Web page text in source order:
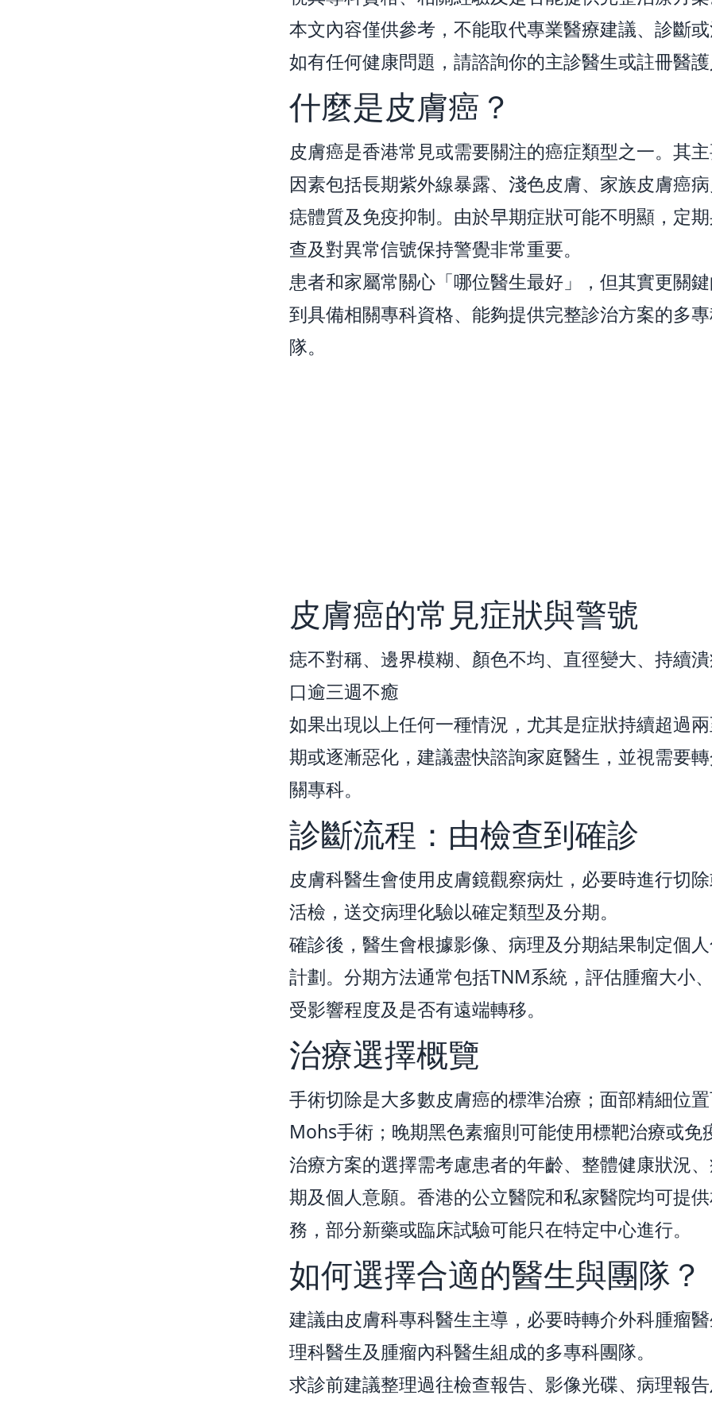
本文內容僅供參考，不能取代專業醫療建議、診斷
如有任何健康問題，請諮詢你的主診醫生或註冊醫
什麼是皮膚癌？
皮膚癌是香港常見或需要關注的癌症類型之一。其
因素包括長期紫外線暴露、淺色皮膚、家族皮膚癌
痣體質及免疫抑制。由於早期症狀可能不明顯，定
查及對異常信號保持警覺非常重要。
患者和家屬常關心「哪位醫生最好」，但其實更關
到具備相關專科資格、能夠提供完整診治方案的多
隊。
皮膚癌的常見症狀與警號
痣不對稱、邊界模糊、顏色不均、直徑變大、持續
口逾三週不癒
如果出現以上任何一種情況，尤其是症狀持續超過
期或逐漸惡化，建議盡快諮詢家庭醫生，並視需要
關專科。
診斷流程：由檢查到確診
皮膚科醫生會使用皮膚鏡觀察病灶，必要時進行切
活檢，送交病理化驗以確定類型及分期。
確診後，醫生會根據影像、病理及分期結果制定個
計劃。分期方法通常包括TNM系統，評估腫瘤大小
受影響程度及是否有遠端轉移。
治療選擇概覽
手術切除是大多數皮膚癌的標準治療；面部精細位
Mohs手術；晚期黑色素瘤則可能使用標靶治療或免
治療方案的選擇需考慮患者的年齡、整體健康狀況
期及個人意願。香港的公立醫院和私家醫院均可提
務，部分新藥或臨床試驗可能只在特定中心進行。
如何選擇合適的醫生與團隊？
建議由皮膚科專科醫生主導，必要時轉介外科腫瘤
理科醫生及腫瘤內科醫生組成的多專科團隊。
求診前建議整理過往檢查報告、影像光碟、病理報